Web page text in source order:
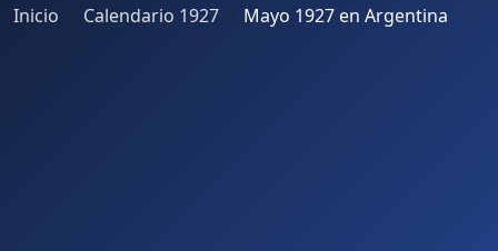
Inicio Calendario 1927 Mayo 1927 en Argentina